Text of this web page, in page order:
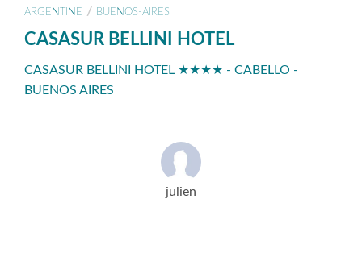
ARGENTINE / BUENOS-AIRES
CASASUR BELLINI HOTEL
CASASUR BELLINI HOTEL ★★★★ - CABELLO -
BUENOS AIRES
julien